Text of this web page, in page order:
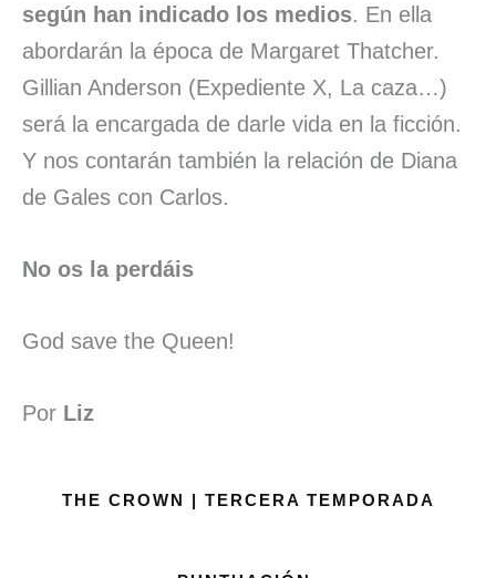
según han indicado los medios. En ella
abordarán la época de Margaret Thatcher.
Gillian Anderson (Expediente X, La caza…)
será la encargada de darle vida en la ficción.
Y nos contarán también la relación de Diana
de Gales con Carlos.
No os la perdáis
God save the Queen!
Por Liz
THE CROWN | TERCERA TEMPORADA